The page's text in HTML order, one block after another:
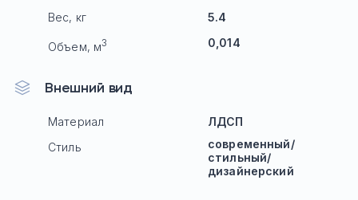
Вес, кг
5.4
Объем, м3 0,014
Внешний вид
Материал
ЛДСП
Стиль
современный/
стильный/
дизайнерский